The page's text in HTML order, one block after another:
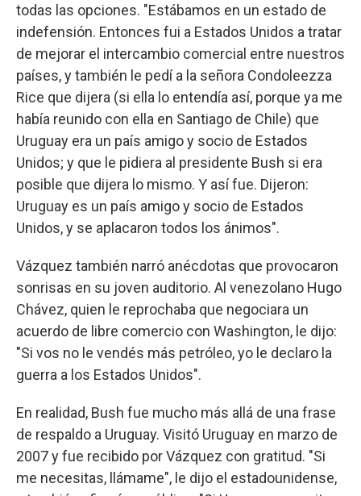
todas las opciones. "Estábamos en un estado de
indefensión. Entonces fui a Estados Unidos a tratar
de mejorar el intercambio comercial entre nuestros
países, y también le pedí a la señora Condoleezza
Rice que dijera (si ella lo entendía así, porque ya me
había reunido con ella en Santiago de Chile) que
Uruguay era un país amigo y socio de Estados
Unidos; y que le pidiera al presidente Bush si era
posible que dijera lo mismo. Y así fue. Dijeron:
Uruguay es un país amigo y socio de Estados
Unidos, y se aplacaron todos los ánimos".
Vázquez también narró anécdotas que provocaron
sonrisas en su joven auditorio. Al venezolano Hugo
Chávez, quien le reprochaba que negociara un
acuerdo de libre comercio con Washington, le dijo:
"Si vos no le vendés más petróleo, yo le declaro la
guerra a los Estados Unidos".
En realidad, Bush fue mucho más allá de una frase
de respaldo a Uruguay. Visitó Uruguay en marzo de
2007 y fue recibido por Vázquez con gratitud. "Si
me necesitas, llámame", le dijo el estadounidense,